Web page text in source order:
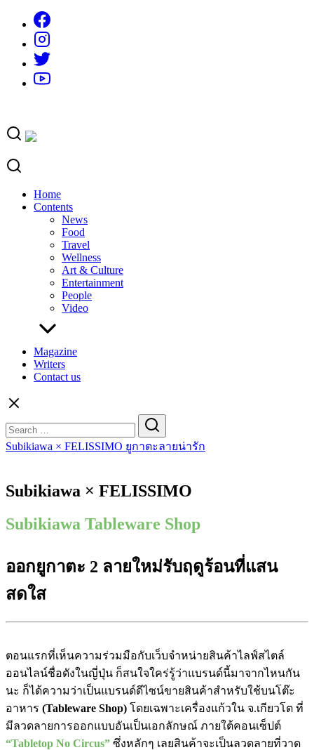
content
Home
Contents
News
Food
Travel
Wellness
Art & Culture
Entertainment
People
Video
Magazine
Writers
Contact us
for:
Subikiawa × FELISSIMO ยูกาตะลายน่ารัก
Subikiawa × FELISSIMO
Subikiawa Tableware Shop
ออกยูกาตะ 2 ลายใหม่รับฤดูร้อนที่แสน
สดใส
ตอนแรกที่เห็นความร่วมมือกับเว็บจำหน่ายสินค้าไลฟ์สไตล์
ออนไลน์ชื่อดังในญี่ปุ่น ก็สนใจใคร่รู้ว่าแบรนด์นี้มาจากไหนกัน
นะ ก็ได้ความว่าเป็นแบรนด์ดีไซน์ขายสินค้าสำหรับใช้บนโต๊ะ
อาหาร (Tableware Shop) โดยเฉพาะเครื่องแก้วใน จ.เกียวโต ที่
มีลวดลายการออกแบบอันเป็นเอกลักษณ์ ภายใต้คอนเซ็ปต์
“Tabletop No Circus” ซึ่งหลักๆ เลยสินค้าจะเป็นลวดลายที่วาด